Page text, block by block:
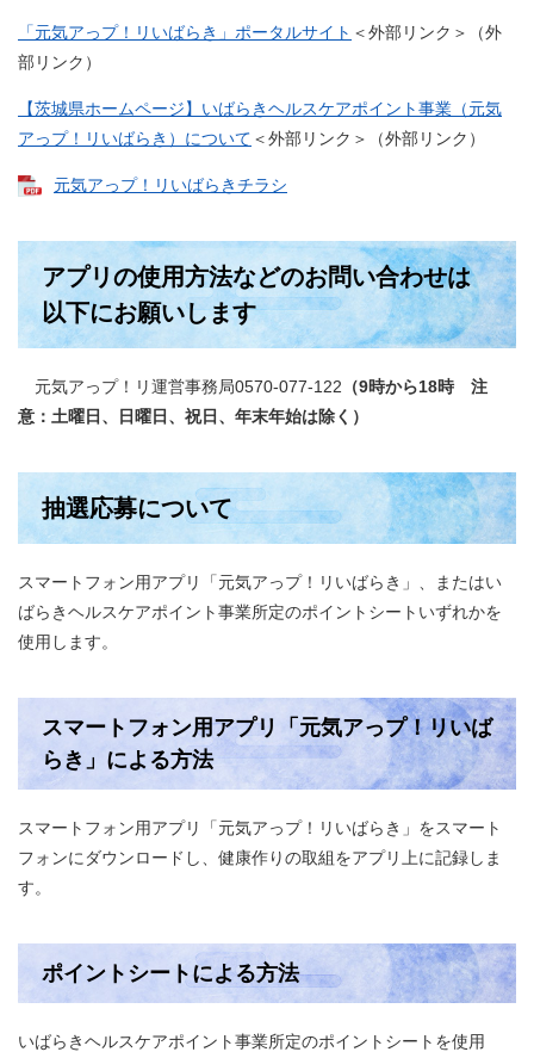
「元気アっプ！リいばらき」ポータルサイト ＜外部リンク＞
（外
部リンク）
【茨城県ホームページ】いばらきヘルスケアポイント事業（元気
アっプ！リいばらき）について ＜外部リンク＞ （外部リンク）
元気アっプ！リいばらきチラシ
アプリの使用方法などのお問い合わせは
以下にお願いします
元気アっプ！リ運営事務局0570-077-122 （9時から18時 注
意：土曜日、日曜日、祝日、年末年始は除く）
抽選応募について
スマートフォン用アプリ「元気アっプ！リいばらき」、またはい
ばらきヘルスケアポイント事業所定のポイントシートいずれかを
使用します。
スマートフォン用アプリ「元気アっプ！リいば
らき」による方法
スマートフォン用アプリ「元気アっプ！リいばらき」をスマート
フォンにダウンロードし、健康作りの取組をアプリ上に記録しま
す。
ポイントシートによる方法
いばらきヘルスケアポイント事業所定のポイントシートを使用